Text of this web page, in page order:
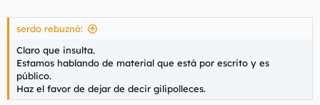
serdo rebuznó:
Claro que insulta.
Estamos hablando de material que está por escrito y es
público.
Haz el favor de dejar de decir gilipolleces.